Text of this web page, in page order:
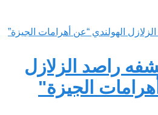
راصد الزلازل
الجيزة"